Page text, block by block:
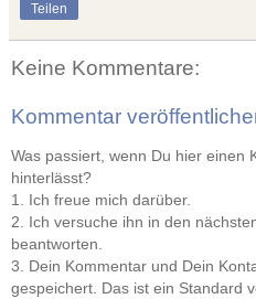
Teilen
Keine Kommentare:
Kommentar
Was passiert, wenn Du hier einen
hinterlässt?
1. Ich freue mich darüber.
2. Ich versuche ihn in den
beantworten.
3. Dein Kommentar und Dein
gespeichert. Das ist ein Standard